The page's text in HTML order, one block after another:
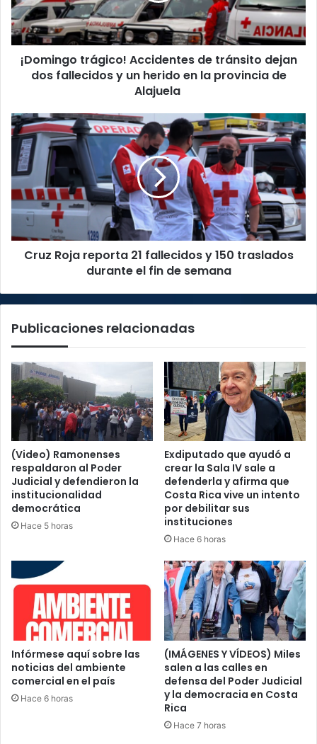
dos
fallecidos
y
un
herido
provincia
de
Alajuela
¡Domingo trágico! Accidentes de tránsito dejan
dos fallecidos y un herido en la provincia de
Alajuela
Cruz
Roja
reporta
21
fallecidos
150
traslados
durante
Cruz Roja reporta 21 fallecidos y 150 traslados
durante el fin de semana
Publicaciones relacionadas
(Video) Ramonenses
respaldaron al Poder
Judicial y defendieron la
institucionalidad
democrática
Hace 5 horas
Exdiputado que ayudó a
crear la Sala IV sale a
defenderla y afirma que
Costa Rica vive un intento
por debilitar sus
instituciones
Hace 6 horas
Infórmese aquí sobre las
noticias del ambiente
comercial en el país
Hace 6 horas
(IMÁGENES Y VÍDEOS) Miles
salen a las calles en
defensa del Poder Judicial
y la democracia en Costa
Rica
Hace 7 horas